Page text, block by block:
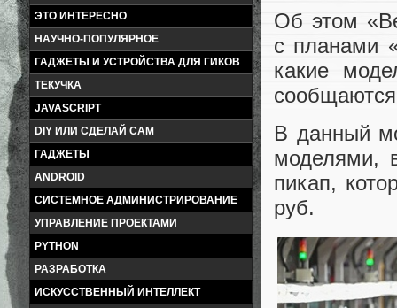
ЭТО ИНТЕРЕСНО
НАУЧНО-ПОПУЛЯРНОЕ
ГАДЖЕТЫ И УСТРОЙСТВА ДЛЯ ГИКОВ
ТЕКУЧКА
JAVASCRIPT
DIY ИЛИ СДЕЛАЙ САМ
ГАДЖЕТЫ
ANDROID
СИСТЕМНОЕ АДМИНИСТРИРОВАНИЕ
УПРАВЛЕНИЕ ПРОЕКТАМИ
PYTHON
РАЗРАБОТКА
ИСКУССТВЕННЫЙ ИНТЕЛЛЕКТ
Об этом
с планами
какие
В данный
моделями,
пикап,
руб.